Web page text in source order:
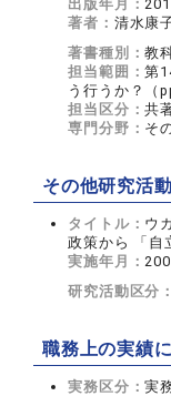
出版年月：
著者： 清水康
著書種別：教
担当範囲：第
う行うか？（
担当区分：共
専門分野： そ
その他研究活動
タイトル： ウ
政策から 「自
実施年月：
研究活動区分：
職務上の実績
実務区分：実